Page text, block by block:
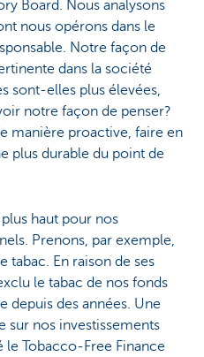
Board. Nous analysons
nous opérons dans le
Notre façon de
dans la société
sont-elles plus élevées,
notre façon de penser?
manière proactive, faire en
plus durable du point de
haut pour nos
Prenons, par exemple,
tabac. En raison de ses
le tabac de nos fonds
depuis des années. Une
sur nos investissements
le Tobacco-Free Finance